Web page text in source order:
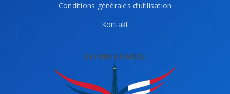
Conditions générales d’utilisation
Kontakt